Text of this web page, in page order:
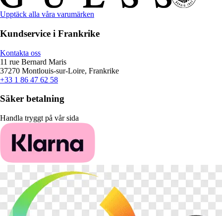
Upptäck alla våra varumärken
Kundservice i Frankrike
Kontakta oss
11 rue Bernard Maris
37270 Montlouis-sur-Loire, Frankrike
+33 1 86 47 62 58
Säker betalning
Handla tryggt på vår sida